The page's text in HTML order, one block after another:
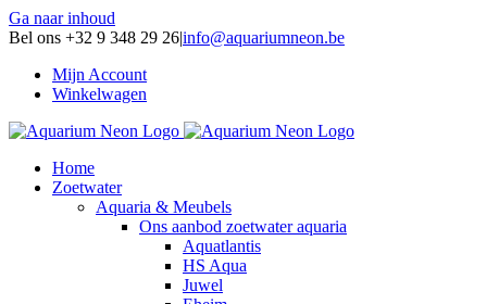
Ga naar inhoud
Bel ons +32 9 348 29 26|info@aquariumneon.be
Mijn Account
Winkelwagen
Home
Zoetwater
Aquaria & Meubels
Ons aanbod zoetwater aquaria
Aquatlantis
HS Aqua
Juwel